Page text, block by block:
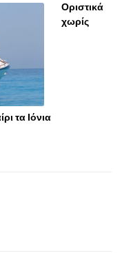
Οριστικά
χωρίς
τα Ιόνια